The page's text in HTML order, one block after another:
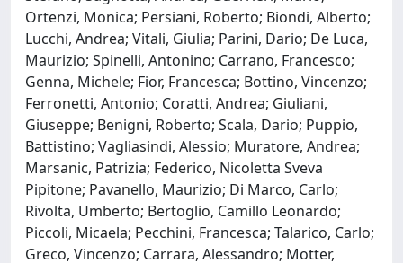
Ortenzi, Monica; Persiani, Roberto; Biondi, Alberto;
Lucchi, Andrea; Vitali, Giulia; Parini, Dario; De Luca,
Maurizio; Spinelli, Antonino; Carrano, Francesco;
Genna, Michele; Fior, Francesca; Bottino, Vincenzo;
Ferronetti, Antonio; Coratti, Andrea; Giuliani,
Giuseppe; Benigni, Roberto; Scala, Dario; Puppio,
Battistino; Vagliasindi, Alessio; Muratore, Andrea;
Marsanic, Patrizia; Federico, Nicoletta Sveva
Pipitone; Pavanello, Maurizio; Di Marco, Carlo;
Rivolta, Umberto; Bertoglio, Camillo Leonardo;
Piccoli, Micaela; Pecchini, Francesca; Talarico, Carlo;
Greco, Vincenzo; Carrara, Alessandro; Motter,